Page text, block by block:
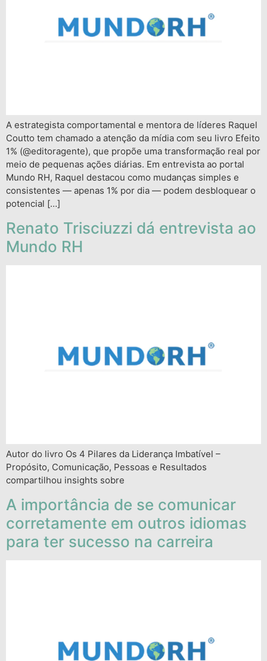
A estrategista comportamental e mentora de líderes Raquel
Coutto tem chamado a atenção da mídia com seu livro Efeito
1% (@editoragente), que propõe uma transformação real por
meio de pequenas ações diárias. Em entrevista ao portal
Mundo RH, Raquel destacou como mudanças simples e
consistentes — apenas 1% por dia — podem desbloquear o
potencial […]
Renato Trisciuzzi dá entrevista ao
Mundo RH
Autor do livro Os 4 Pilares da Liderança Imbatível –
Propósito, Comunicação, Pessoas e Resultados
compartilhou insights sobre
A importância de se comunicar
corretamente em outros idiomas
para ter sucesso na carreira